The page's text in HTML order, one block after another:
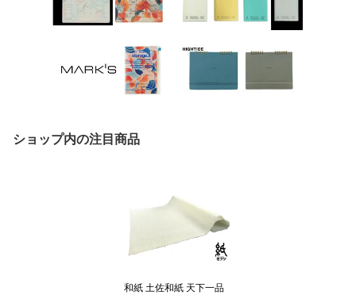
ショップ内の注目商品
和紙 土佐和紙 天下一品